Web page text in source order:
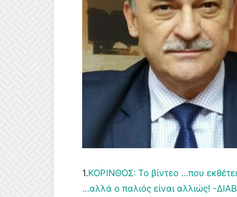
1.ΚΟΡΙΝΘΟΣ: Το βίντεο …που
…αλλά ο παλιός είναι αλλιώς! -